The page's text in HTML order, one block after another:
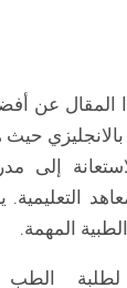
عن
بالانجليزي
المهمة.
الطب